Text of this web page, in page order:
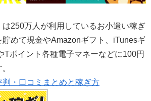
は250万人が利用しているお小遣い稼ぎ
めて現金やAmazonギフト、iTunesギ
Tポイント各種電子マネーなどに100円
・口コミまとめと稼ぎ方